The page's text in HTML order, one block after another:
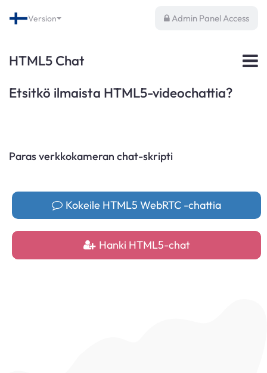
Version Admin Panel Access
HTML5 Chat
Etsitkö ilmaista HTML5-videochattia?
Paras verkkokameran chat-skripti
Kokeile HTML5 WebRTC -chattia
Hanki HTML5-chat